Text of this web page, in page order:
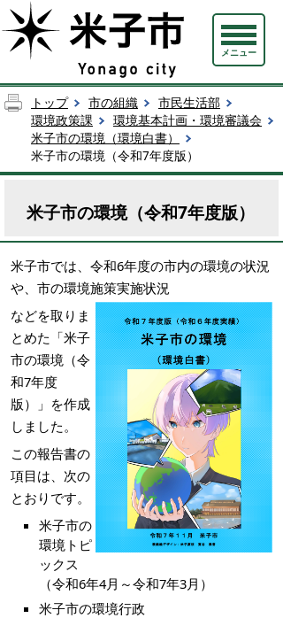
メニュー
トップ 市の組織
市民生活部
環境政策課
環境基本計画・環境審議会
米子市の環境（環境白書）
米子市の環境（令和7年度版）
米子市の環境（令和7年度版）
米子市では、令和6年度の市内の環境の状況
や、市の環境施策実施状況
などを取りま
とめた「米子
市の環境（令
和7年度
版）」を作成
しました。
この報告書の
項目は、次の
とおりです。
米子市の
環境トピ
ックス
（令和6年4月～令和7年3月）
米子市の環境行政